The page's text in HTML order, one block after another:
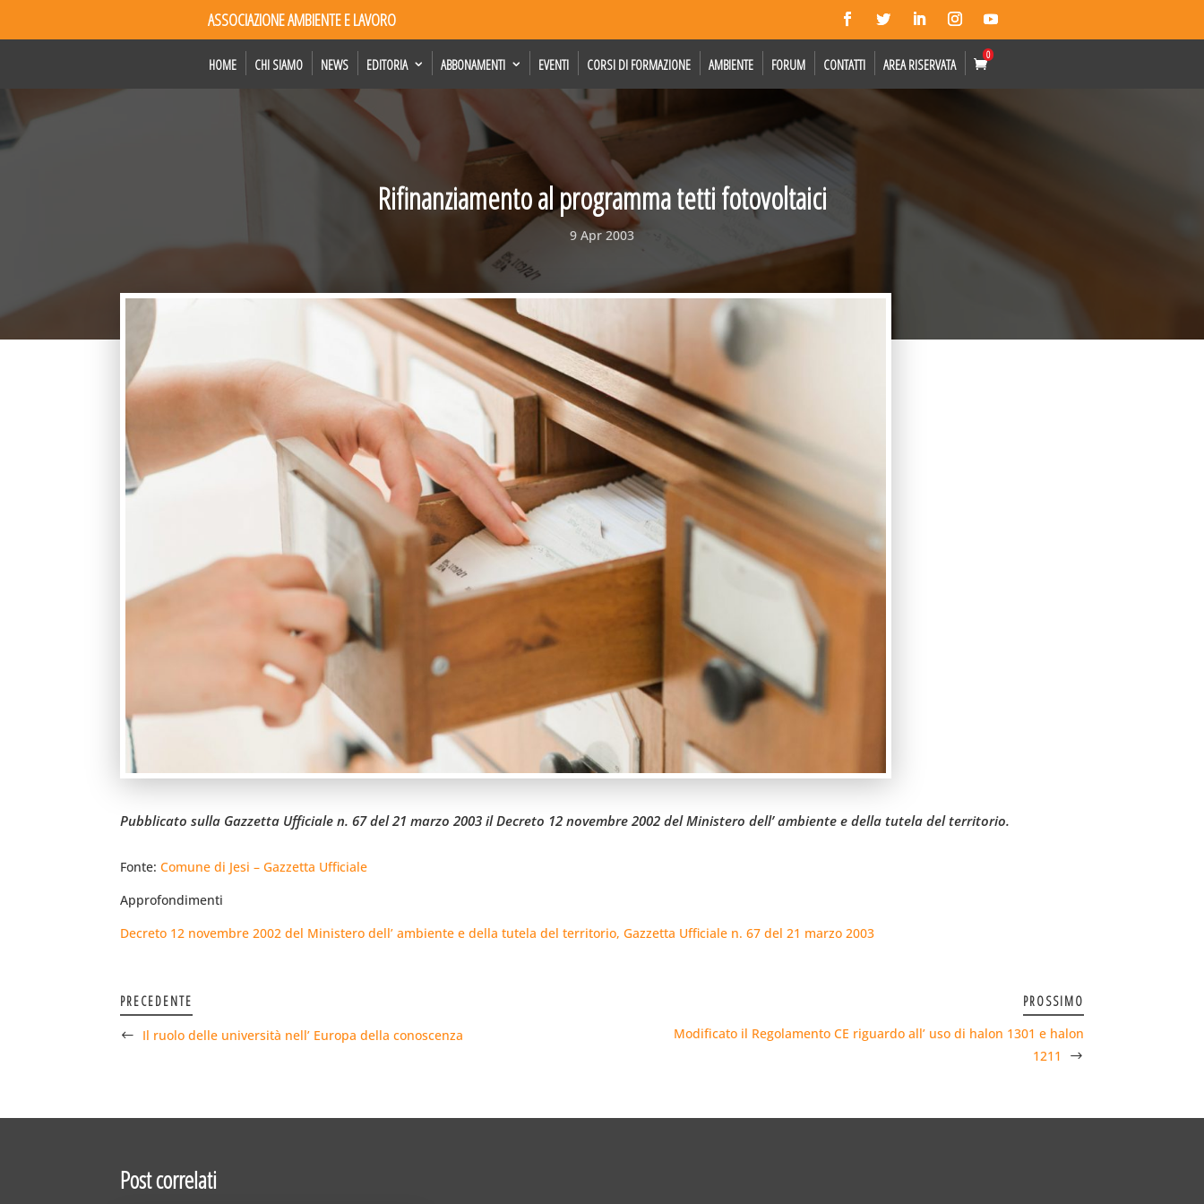
ASSOCIAZIONE AMBIENTE E LAVORO
HOME CHI SIAMO NEWS EDITORIA ABBONAMENTI EVENTI CORSI DI FORMAZIONE AMBIENTE FORUM CONTATTI AREA RISERVATA
0
Rifinanziamento al programma tetti fotovoltaici
9 Apr 2003
Pubblicato sulla Gazzetta Ufficiale n. 67 del 21 marzo 2003 il Decreto 12 novembre 2002 del Ministero dell’ ambiente e della tutela del territorio.
Fonte:Comune di Jesi – Gazzetta Ufficiale
Approfondimenti
Decreto 12 novembre 2002 del Ministero dell’ ambiente e della tutela del territorio, Gazzetta Ufficiale n. 67 del 21 marzo 2003
PRECEDENTE
Il ruolo delle università nell’ Europa della conoscenza
PROSSIMO
Modificato il Regolamento CE riguardo all’ uso di halon 1301 e halon
1211
Post correlati